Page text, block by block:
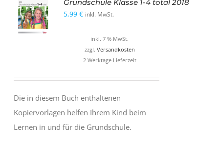
IN DEN
WARENKORB
Grundschule Klasse 1-4 total 2018
5,99€ inkl. MwSt.
inkl. 7 % MwSt.
zzgl. Versandkosten
2 Werktage Lieferzeit
Die in diesem Buch enthaltenen
Kopiervorlagen helfen Ihrem Kind beim
Lernen in und für die Grundschule.